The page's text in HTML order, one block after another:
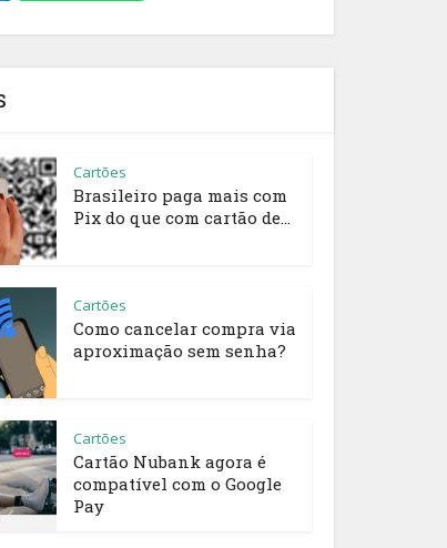
Cartões
Brasileiro paga mais com
Pix do que com cartão de...
Cartões
Como cancelar compra via
aproximação sem senha?
Cartões
Cartão Nubank agora é
compatível com o Google
Pay